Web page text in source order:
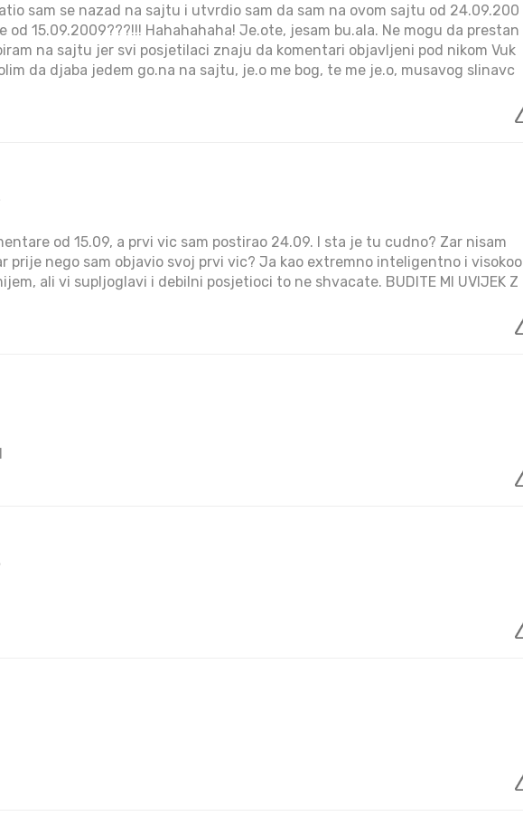
sam se nazad na sajtu i utvrdio sam da sam na ovom sajtu od 24.09.200
od 15.09.2009???!!! Hahahahaha! Je.ote, jesam bu.ala. Ne mogu da prestan
na sajtu jer svi posjetilaci znaju da komentari objavljeni pod nikom Vuk
da djaba jedem go.na na sajtu, je.o me bog, te me je.o, musavog slinavc
od 15.09, a prvi vic sam postirao 24.09. I sta je tu cudno? Zar nisam
prije nego sam objavio svoj prvi vic? Ja kao extremno inteligentno i visokoo
ali vi supljoglavi i debilni posjetioci to ne shvacate. BUDITE MI UVIJEK Z